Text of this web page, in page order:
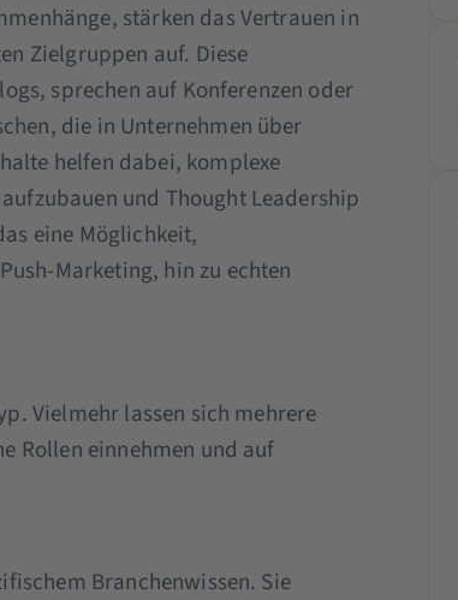
stärken das Vertrauen in
Zielgruppen auf. Diese
sprechen auf Konferenzen oder
die in Unternehmen über
helfen dabei, komplexe
und Thought Leadership
eine Möglichkeit,
Marketing, hin zu echten
Vielmehr lassen sich mehrere
Rollen einnehmen und auf
Branchenwissen. Sie